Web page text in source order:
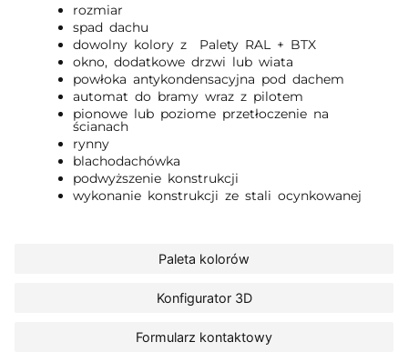
Paleta kolorów
Konfigurator 3D
Formularz kontaktowy
rozmiar
spad dachu
dowolny kolory z Palety RAL + BTX
okno, dodatkowe drzwi lub wiata
powłoka antykondensacyjna pod dachem
automat do bramy wraz z pilotem
pionowe lub poziome przetłoczenie na
ścianach
rynny
blachodachówka
podwyższenie konstrukcji
wykonanie konstrukcji ze stali ocynkowanej